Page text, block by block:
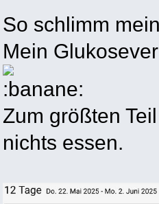
So schlimm
Mein
Zum größten
nichts essen.